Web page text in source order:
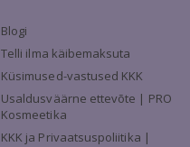
Blogi
Telli ilma käibemaksuta
Küsimused-vastused KKK
Usaldusväärne ettevõte | PRO
Kosmeetika
KKK ja Privaatsuspoliitika |